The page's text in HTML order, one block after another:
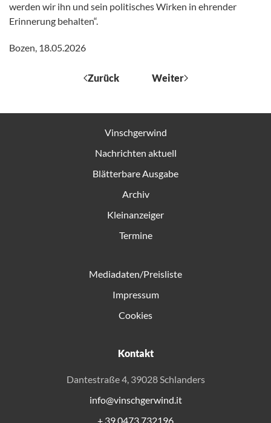
werden wir ihn und sein politisches Wirken in ehrender
Erinnerung behalten“.
Bozen, 18.05.2026
Zurück Weiter
Vinschgerwind
Nachrichten aktuell
Blätterbare Ausgabe
Archiv
Kleinanzeiger
Termine
Mediadaten/Preisliste
Impressum
Cookies
Kontakt
Dantestraße 4, 39028 Schlanders
info@vinschgerwind.it
+ 39 0473 732196